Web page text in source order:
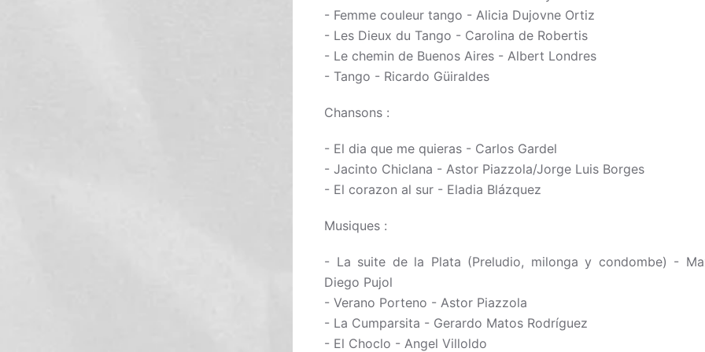
- Femme couleur tango - Alicia Dujovne Ortiz
- Les Dieux du Tango - Carolina de Robertis
- Le chemin de Buenos Aires - Albert Londres
- Tango - Ricardo Güiraldes
Chansons :
- El dia que me quieras - Carlos Gardel
- Jacinto Chiclana - Astor Piazzola/Jorge Luis Borges
- El corazon al sur - Eladia Blázquez
Musiques :
- La suite de la Plata (Preludio, milonga y condombe) -
Diego Pujol
- Verano Porteno - Astor Piazzola
- La Cumparsita - Gerardo Matos Rodríguez
- El Choclo - Angel Villoldo